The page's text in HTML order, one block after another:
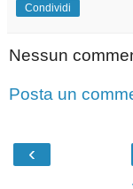
Condividi
Nessun
Posta un
‹